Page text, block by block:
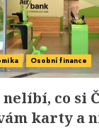
Osobní finance
nelíbí, co si
karty a